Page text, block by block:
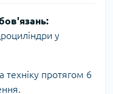
у
техніку протягом 6